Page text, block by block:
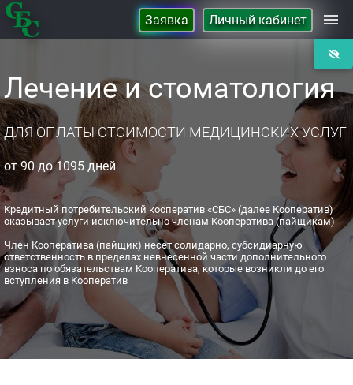
Заявка Личный кабинет
Сбережения
Контакты
О Кооперативе
Лечение и стоматология
ДЛЯ ОПЛАТЫ СТОИМОСТИ МЕДИЦИНСКИХ УСЛУГ
от 90 до 1095 дней
Кредитный потребительский кооператив «СБС» (далее Кооператив)
оказывает услуги исключительно членам Кооператива (пайщикам)
Член Кооператива (пайщик) несет солидарно, субсидиарную
ответственность в пределах невнесенной части дополнительного
взноса по обязательствам Кооператива, которые возникли до его
вступления в Кооператив